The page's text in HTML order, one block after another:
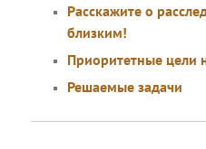
Расскажите о
близким!
Приоритетные цели
Решаемые задачи